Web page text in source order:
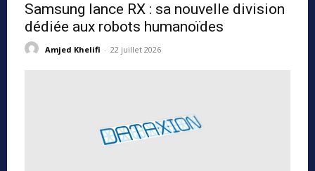
Samsung lance RX : sa nouvelle division
dédiée aux robots humanoïdes
Amjed Khelifi - 22 juillet 2026